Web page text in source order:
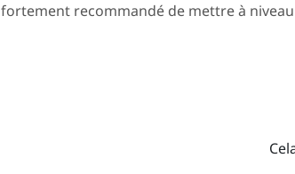
fortement recommandé de mettre à